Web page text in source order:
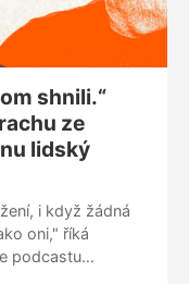
shnili.“
ze
lidský
i když žádná
oni," říká
podcastu